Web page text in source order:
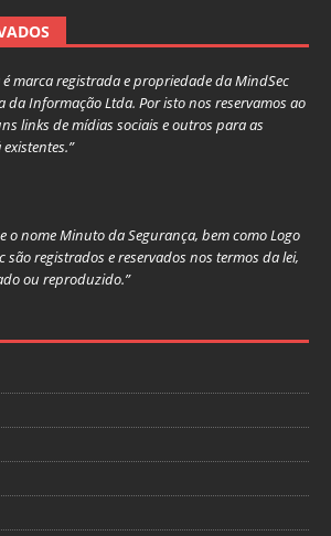
marca registrada e propriedade da MindSec
da Informação Ltda. Por isto nos reservamos ao
links de mídias sociais e outros para as
o nome Minuto da Segurança, bem como Logo
são registrados e reservados nos termos da lei,
ou reproduzido.”